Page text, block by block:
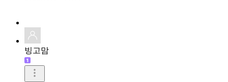
빙고맘